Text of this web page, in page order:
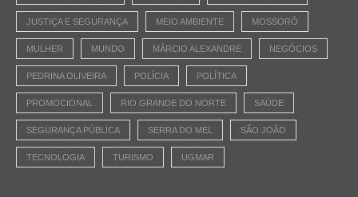
JUSTIÇA E SEGURANÇA MEIO AMBIENTE MOSSORÓ
MULHER MUNDO MÁRCIO ALEXANDRE NEGÓCIOS
PEDRINA OLIVEIRA POLÍCIA POLÍTICA
PROMOCIONAL RIO GRANDE DO NORTE SAÚDE
SEGURANÇA PÚBLICA SERRA DO MEL SÃO JOÃO
TECNOLOGIA TURISMO UGMAR